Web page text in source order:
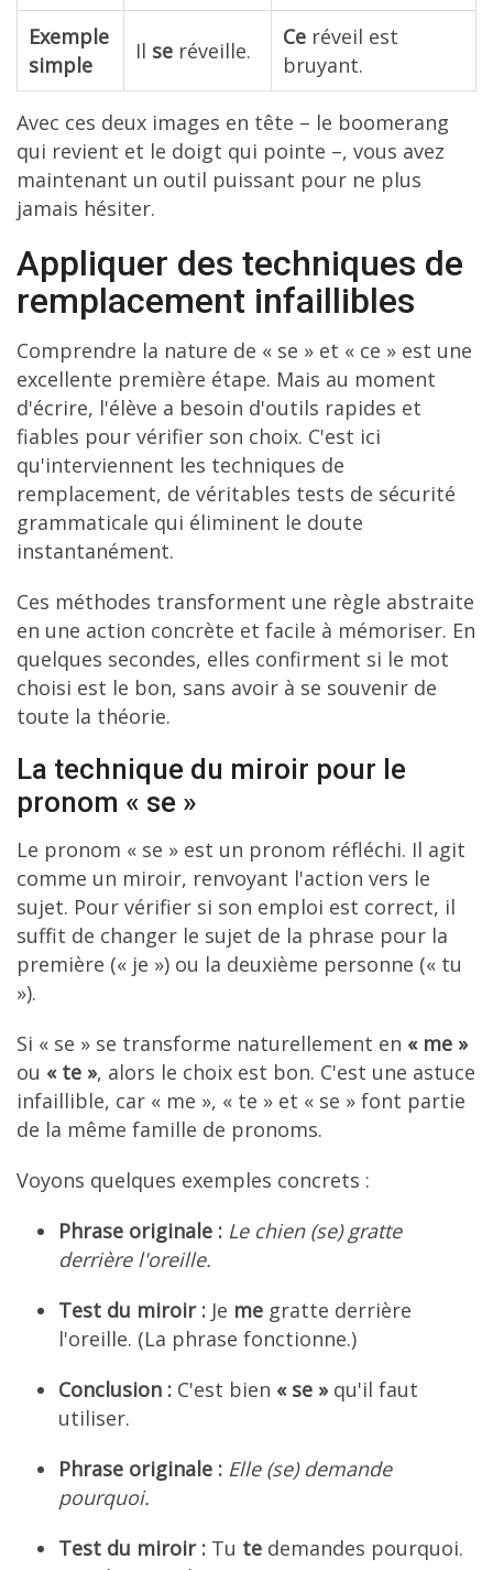
Exemple
simple
Il se réveille.
Ce réveil est
bruyant.
Avec ces deux images en tête – le boomerang
qui revient et le doigt qui pointe –, vous avez
maintenant un outil puissant pour ne plus
jamais hésiter.
Appliquer des techniques de
remplacement infaillibles
Comprendre la nature de « se » et « ce » est une
excellente première étape. Mais au moment
d'écrire, l'élève a besoin d'outils rapides et
fiables pour vérifier son choix. C'est ici
qu'interviennent les techniques de
remplacement, de véritables tests de sécurité
grammaticale qui éliminent le doute
instantanément.
Ces méthodes transforment une règle abstraite
en une action concrète et facile à mémoriser. En
quelques secondes, elles confirment si le mot
choisi est le bon, sans avoir à se souvenir de
toute la théorie.
La technique du miroir pour le
pronom « se »
Le pronom « se » est un pronom réfléchi. Il agit
comme un miroir, renvoyant l'action vers le
sujet. Pour vérifier si son emploi est correct, il
suffit de changer le sujet de la phrase pour la
première (« je ») ou la deuxième personne (« tu
»).
Si « se » se transforme naturellement en « me »
ou « te », alors le choix est bon. C'est une astuce
infaillible, car « me », « te » et « se » font partie
de la même famille de pronoms.
Voyons quelques exemples concrets :
Phrase originale : Le chien (se) gratte
derrière l'oreille.
Test du miroir : Je me gratte derrière
l'oreille. (La phrase fonctionne.)
Conclusion : C'est bien « se »qu'il faut
utiliser.
Phrase originale : Elle (se) demande
pourquoi.
Test du miroir : Tu te demandes pourquoi.